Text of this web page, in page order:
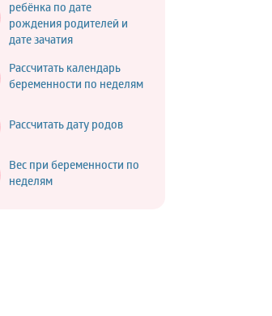
ребёнка по дате
рождения родителей и
дате зачатия
Рассчитать календарь
беременности по неделям
Рассчитать дату родов
Вес при беременности по
неделям